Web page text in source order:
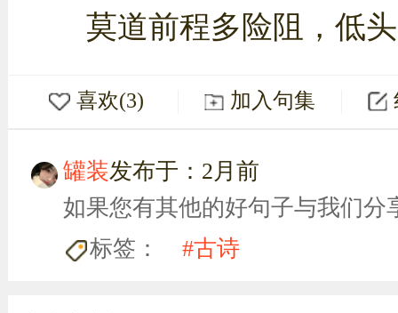
莫道前程多险阻，低
喜欢(3) 加入句集
罐装发布于：2月前
如果您有其他的好句子与我们分
标签：
#古诗